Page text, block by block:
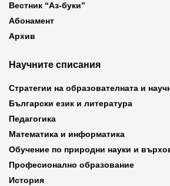
Вестник “Аз-буки”
Абонамент
Архив
Научните списания
Стратегии на образователната и
Български език и литература
Педагогика
Математика и информатика
Обучение по природни науки и
Професионално образование
История